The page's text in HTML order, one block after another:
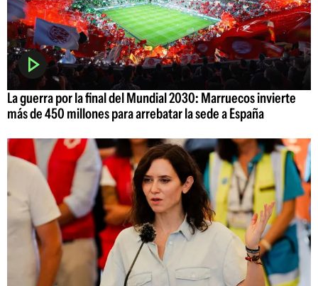
La guerra por la final del Mundial 2030: Marruecos invierte
más de 450 millones para arrebatar la sede a España